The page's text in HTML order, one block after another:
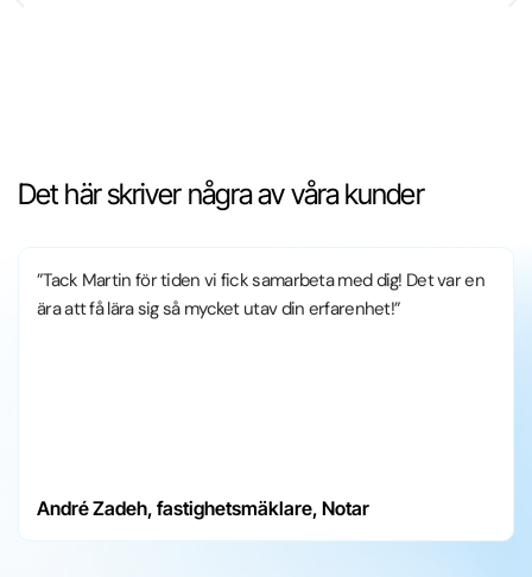
Det här skriver några av våra kunder
”Tack Martin för tiden vi fick samarbeta med dig! Det var en
ära att få lära sig så mycket utav din erfarenhet!”
André Zadeh, fastighetsmäklare, Notar